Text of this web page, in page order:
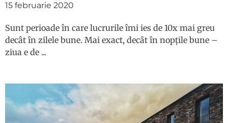
15 februarie 2020
Sunt perioade în care lucrurile îmi ies de 10x mai greu
decât în zilele bune. Mai exact, decât în nopțile bune –
ziua e de ...